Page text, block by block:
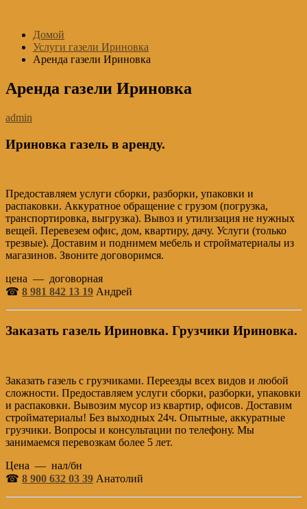
содержимому
Домой
Услуги газели Ириновка
Аренда газели Ириновка
Аренда газели Ириновка
admin
Ириновка газель в аренду.
Предоставляем услуги сборки, разборки, упаковки и
распаковки. Аккуратное обращение с грузом (погрузка,
транспортировка, выгрузка). Вывоз и утилизация не нужных
вещей. Перевезем офис, дом, квартиру, дачу. Услуги (только
трезвые). Доставим и поднимем мебель и стройматериалы из
магазинов. Звоните договоримся.
цена — договорная
☎ 8 981 842 13 19 Андрей
Заказать газель Ириновка. Грузчики Ириновка.
Заказать газель с грузчиками. Переезды всех видов и любой
сложности. Предоставляем услуги сборки, разборки, упаковки
и распаковки. Вывозим мусор из квартир, офисов. Доставим
стройматериалы! Без выходных 24ч. Опытные, аккуратные
грузчики. Вопросы и консультации по телефону. Мы
занимаемся перевозкам более 5 лет.
Цена — нал/бн
☎ 8 900 632 03 39 Анатолий